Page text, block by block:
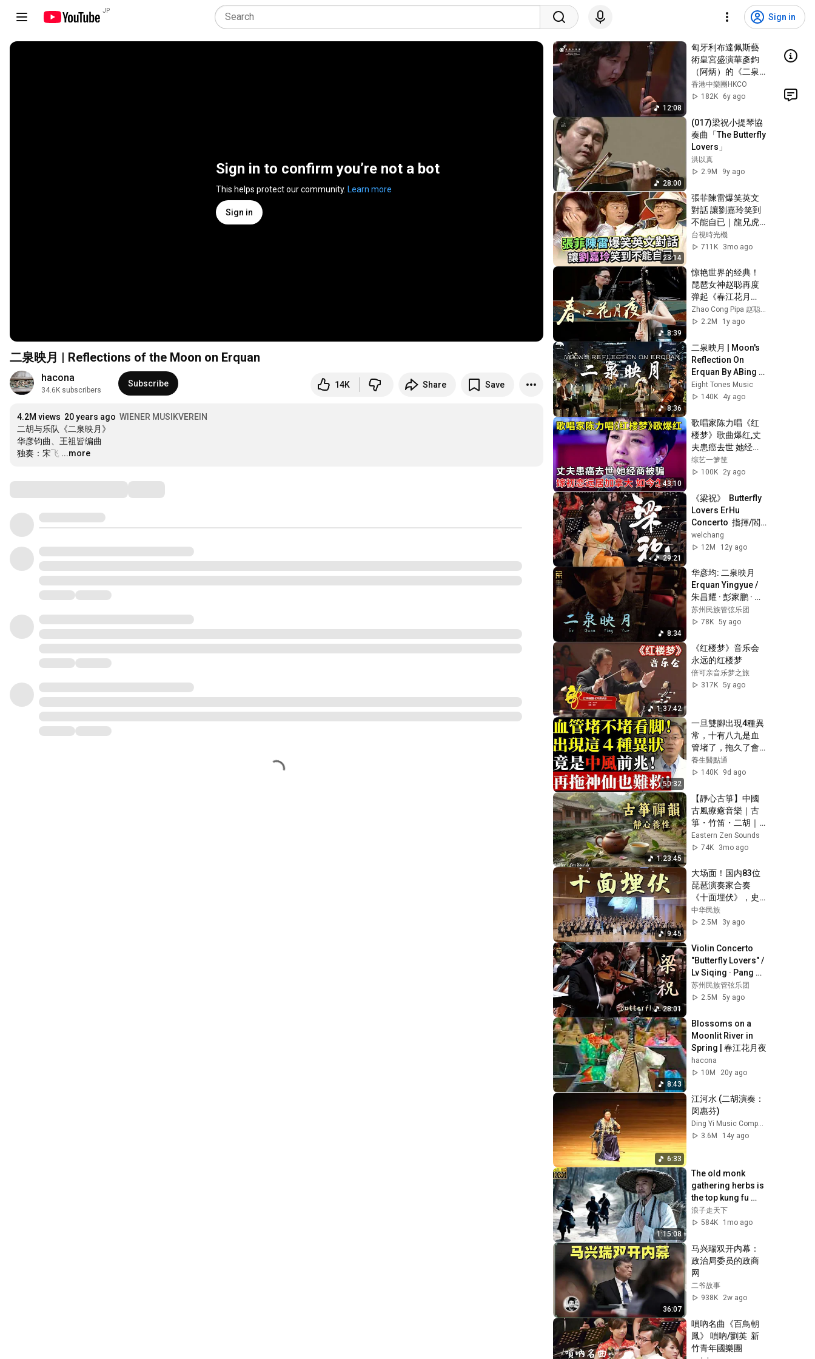
JP
Sign in
Sign in to confirm you’re not a bot
This helps protect our community. Learn more
Sign in
二泉映月 | Reflections of the Moon on Erquan
hacona
34.6K subscribers
Subscribe 14K Share Save
4.2M views 20 years ago WIENER MUSIKVEREIN
二胡与乐队《二泉映月》
华彦钧曲、王祖皆编曲
独奏：宋飞 …
...more
12:08
匈牙利布達佩斯藝
術皇宮盛演華彥鈞
（阿炳）的《二泉
映月》Reflection
of the Moon on the
Yanjun
香港中樂團HKCO
182K
6y ago
28:00
(017)梁祝小提琴協
奏曲「The Butterfly
Lovers」
洪以真
2.9M
9y ago
23:14
張菲陳雷爆笑英文
對話 讓劉嘉玲笑到
不能自已｜龍兄虎
弟(1994)
台視時光機
711K
3mo ago
8:39
惊艳世界的经典！
琵琶女神赵聪再度
弹起《春江花月
夜》，展开一幅国
风山水长卷！
Zhao Cong Pipa 赵聪琵琶
2.2M
1y ago
8:36
二泉映月 | Moon's
Reflection On
Erquan By ABing
华彦钧 | Huqin
Quartet Rendition
Eight Tones Music
140K
4y ago
43:10
歌唱家陈力唱《红
楼梦》歌曲爆红,丈
夫患癌去世 她经商
被骗,再嫁初恋远居
加拿大,回看以往内
综艺一箩筐
100K
2y ago
29:21
《梁祝》  Butterfly
Lovers ErHu
Concerto  指揮/閻
惠昌 二胡/孫凰
welchang
12M
12y ago
8:34
华彦均: 二泉映月
Erquan Yingyue /
朱昌耀 · 彭家鹏 · 苏
州民族管弦乐团
Suzhou Chinese
苏州民族管弦乐团
78K 5y ago
1:37:42
《红楼梦》音乐会
永远的红楼梦
倍可亲音乐梦之旅
317K 5y ago
50:32
一旦雙腳出現4種異
常，十有八九是血
管堵了，拖久了會
變成大病#康醫師 #
血管堵塞 #雙腳異
塞 #銀髮族養生 #猝
死預防 #血液循環 #
健康誤區 #早知早
受益
養生醫點通
140K
9d ago
1:23:45
【靜心古箏】中國
古風療癒音樂｜古
箏・竹笛・二胡｜
深度放鬆・冥想助
眠｜Healing Zen
Eastern Zen Sounds
74K
3mo ago
9:45
大场面！国内83位
琵琶演奏家合奏
《十面埋伏》，史
无前例！
中华民族
2.5M
3y ago
28:01
Violin Concerto
"Butterfly Lovers" /
Lv Siqing · Pang
Kapang · Suzhou
Chinese Orchestra
苏州民族管弦乐团
2.5M
5y ago
8:43
Blossoms on a
Moonlit River in
Spring | 春江花月夜
hacona
10M
20y ago
6:33
江河水 (二胡演奏：
闵惠芬)
3.6M
14y ago
1:15:08
The old monk
gathering herbs is
the top kung fu
master of
Shaolin,wiping out
guards.
浪子走天下
584K
1mo ago
36:07
马兴瑞双开内幕：
政治局委员的政商
网
二爷故事
938K
2w ago
嗩吶名曲《百鳥朝
鳳》 嗩吶/劉英  新
竹青年國樂團